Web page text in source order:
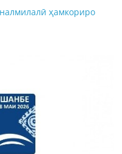
ҳамкориро